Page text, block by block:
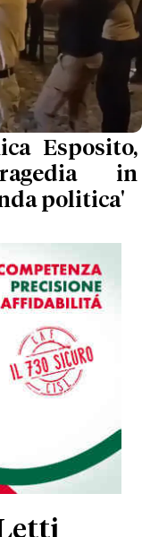
Esposito,
in
politica'